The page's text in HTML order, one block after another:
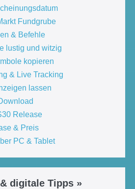
Fundgrube
& Befehle
lustig und witzig
kopieren
& Live Tracking
lassen
Release
& Preis
PC & Tablet
digitale Tipps »